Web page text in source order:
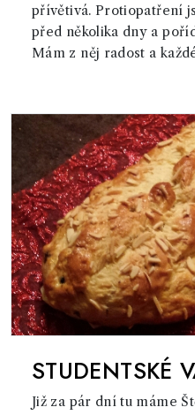
přívětivá. Protiopatření
před několika dny a
Mám z něj radost a
STUDENTSKÉ
Již za pár dní tu máme